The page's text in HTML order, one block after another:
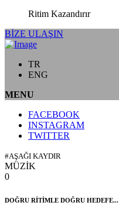
Ritim Kazandırır
BİZE ULAŞIN
TR
ENG
MENU
FACEBOOK
INSTAGRAM
TWITTER
#AŞAĞI KAYDIR
MÜZİK
0
DOĞRU RİTİMLE DOĞRU HEDEFE...